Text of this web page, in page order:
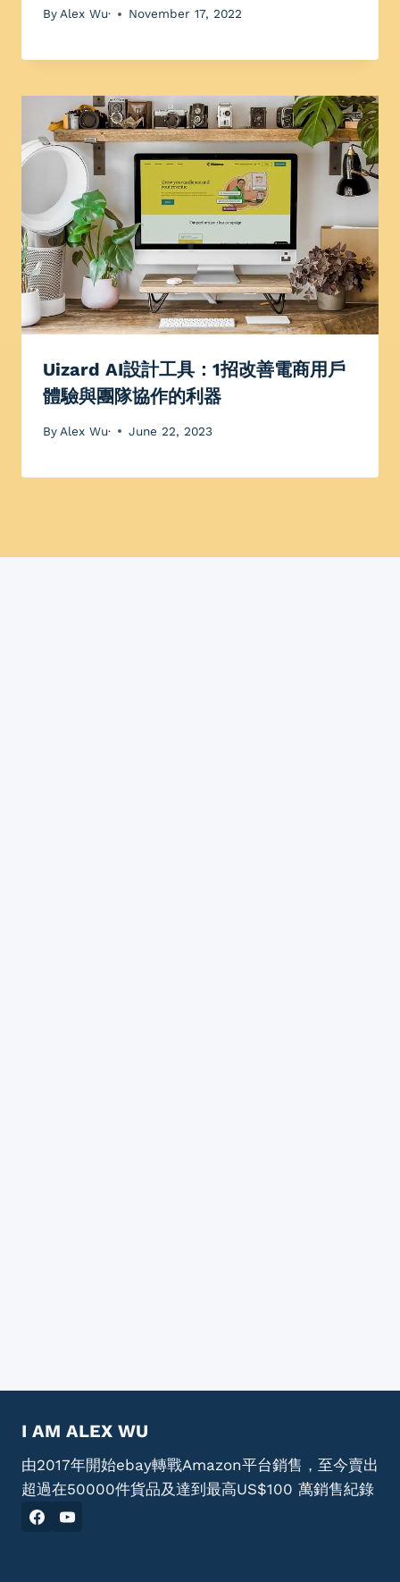
ByAlex Wu· November 17, 2022
Uizard AI設計工具：1招改善電商用戶
體驗與團隊協作的利器
By Alex Wu· June 22, 2023
I AM ALEX WU
由2017年開始ebay轉戰Amazon平台銷售，至今賣出
超過在50000件貨品及達到最高US$100 萬銷售紀錄